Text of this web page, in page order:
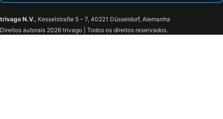
trivago N.V., Kesselstraße 5 – 7, 40221 Düsseldorf, Alemanha
Direitos autorais 2026 trivago | Todos os direitos reservados.